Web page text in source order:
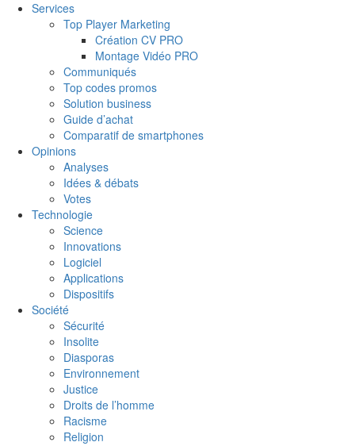
Services
Top Player Marketing
Création CV PRO
Montage Vidéo PRO
Communiqués
Top codes promos
Solution business
Guide d’achat
Comparatif de smartphones
Opinions
Analyses
Idées & débats
Votes
Technologie
Science
Innovations
Logiciel
Applications
Dispositifs
Société
Sécurité
Insolite
Diasporas
Environnement
Justice
Droits de l’homme
Racisme
Religion